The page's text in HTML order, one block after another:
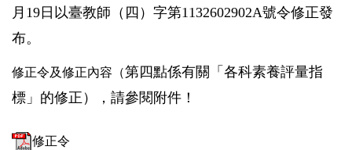
月19日以臺教師（四）字第1132602902A號令修正發
布。
修正令及修正內容（第四點係有關「 各科素養評量指
標」的修正），請參閱附件！
修正令